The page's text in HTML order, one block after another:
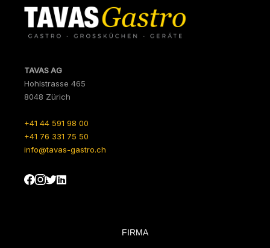
TAVAS AG
Hohlstrasse 465
8048 Zürich
+41 44 591 98 00
+41 76 331 75 50
info@tavas-gastro.ch
FIRMA